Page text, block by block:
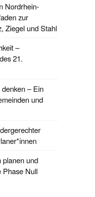
Nordrhein-
zur
Ziegel und Stahl
–
21.
– Ein
und
planen und
Phase Null